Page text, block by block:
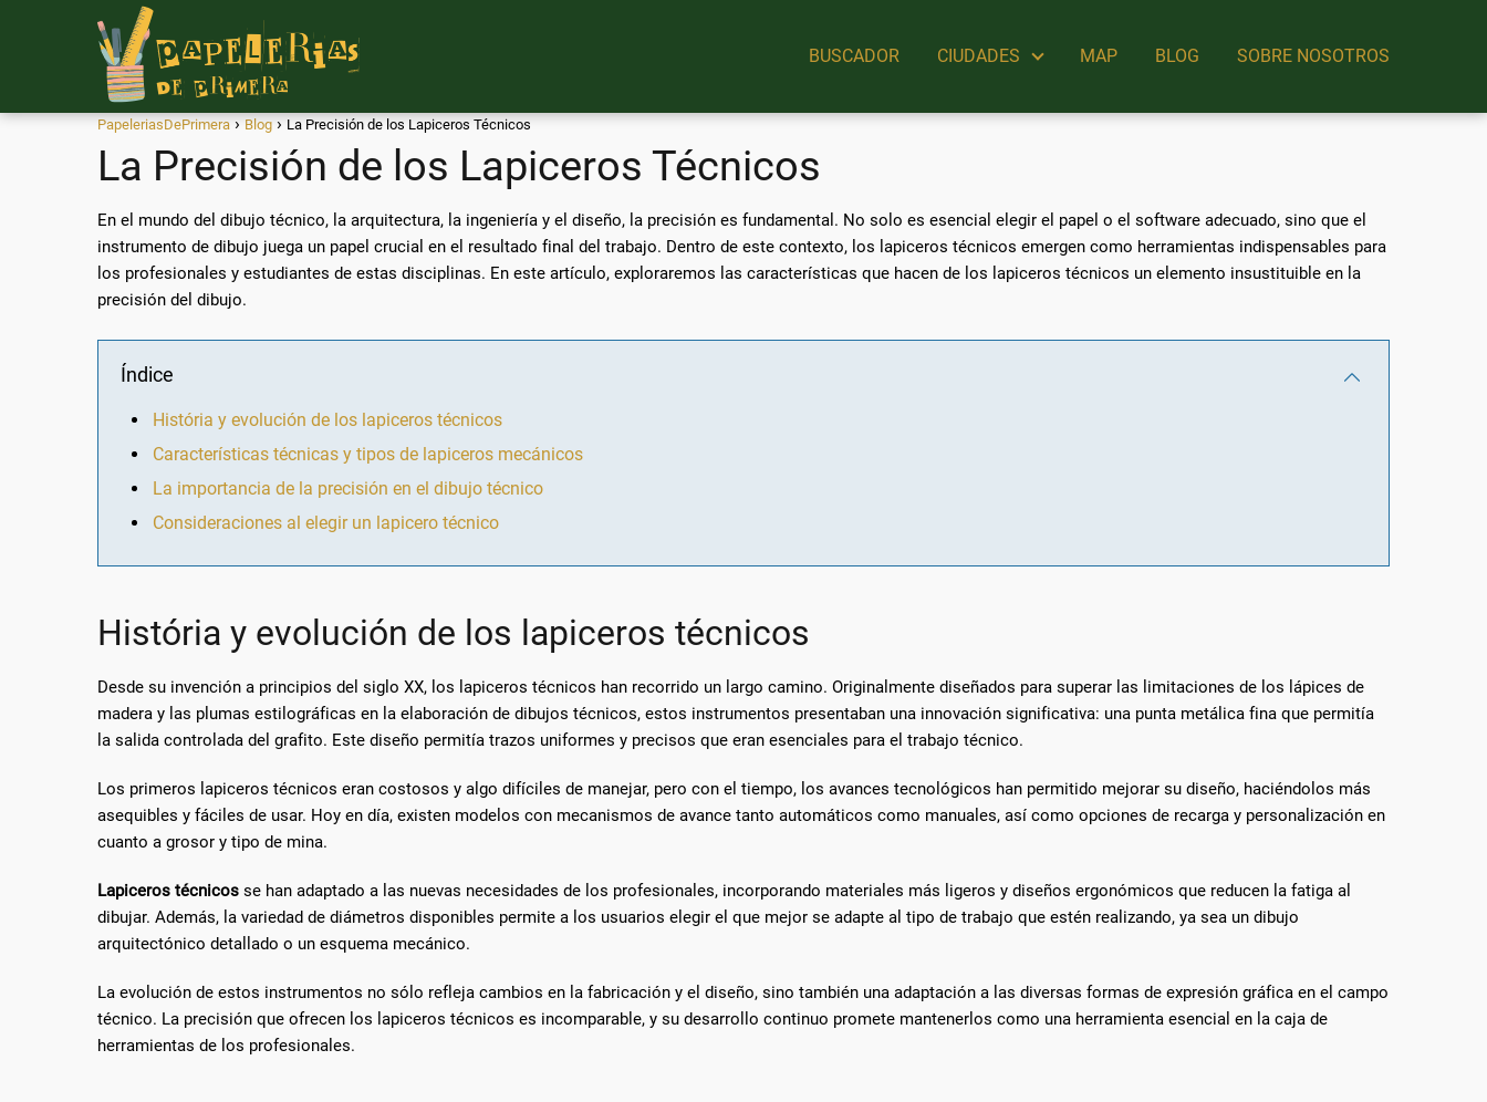
BUSCADOR CIUDADES MAP BLOG SOBRE NOSOTROS
PapeleriasDePrimera Blog La Precisión de los Lapiceros Técnicos
La Precisión de los Lapiceros Técnicos
En el mundo del dibujo técnico, la arquitectura, la ingeniería y el diseño, la precisión es fundamental. No solo es esencial elegir el papel o el software adecuado, sino que el
instrumento de dibujo juega un papel crucial en el resultado final del trabajo. Dentro de este contexto, los lapiceros técnicos emergen como herramientas indispensables para
los profesionales y estudiantes de estas disciplinas. En este artículo, exploraremos las características que hacen de los lapiceros técnicos un elemento insustituible en la
precisión del dibujo.
Índice
História y evolución de los lapiceros técnicos
Características técnicas y tipos de lapiceros mecánicos
La importancia de la precisión en el dibujo técnico
Consideraciones al elegir un lapicero técnico
História y evolución de los lapiceros técnicos
Desde su invención a principios del siglo XX, los lapiceros técnicos han recorrido un largo camino. Originalmente diseñados para superar las limitaciones de los lápices de
madera y las plumas estilográficas en la elaboración de dibujos técnicos, estos instrumentos presentaban una innovación significativa: una punta metálica fina que permitía
la salida controlada del grafito. Este diseño permitía trazos uniformes y precisos que eran esenciales para el trabajo técnico.
Los primeros lapiceros técnicos eran costosos y algo difíciles de manejar, pero con el tiempo, los avances tecnológicos han permitido mejorar su diseño, haciéndolos más
asequibles y fáciles de usar. Hoy en día, existen modelos con mecanismos de avance tanto automáticos como manuales, así como opciones de recarga y personalización en
cuanto a grosor y tipo de mina.
Lapiceros técnicos se han adaptado a las nuevas necesidades de los profesionales, incorporando materiales más ligeros y diseños ergonómicos que reducen la fatiga al
dibujar. Además, la variedad de diámetros disponibles permite a los usuarios elegir el que mejor se adapte al tipo de trabajo que estén realizando, ya sea un dibujo
arquitectónico detallado o un esquema mecánico.
La evolución de estos instrumentos no sólo refleja cambios en la fabricación y el diseño, sino también una adaptación a las diversas formas de expresión gráfica en el campo
técnico. La precisión que ofrecen los lapiceros técnicos es incomparable, y su desarrollo continuo promete mantenerlos como una herramienta esencial en la caja de
herramientas de los profesionales.